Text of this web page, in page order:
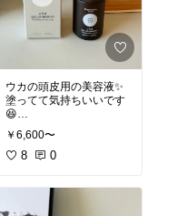
ウカの頭皮用の美容液✨
塗ってて気持ちいいです
😆
#オリジナル写真
物メモ #保湿重視
￥6,600〜
8 0